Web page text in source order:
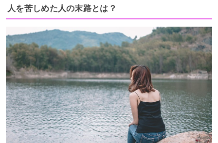
人を苦しめた人の末路とは？